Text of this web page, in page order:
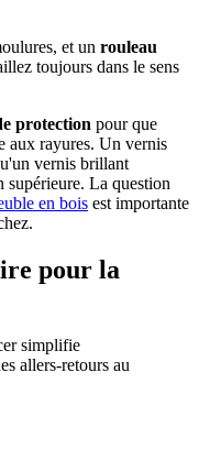
et un rouleau
toujours dans le sens
protection pour que
aux rayures. Un vernis
vernis brillant
supérieure. La question
en bois est importante
pour la
simplifie
allers-retours au